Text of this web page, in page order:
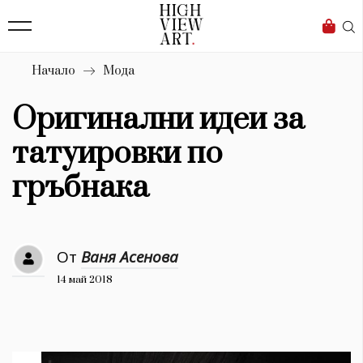
Бизнес
Мода
Dialogue
Изкуство
4339
Красота
Дизайн
Книги
Начало Мода
Оригинални идеи за
татуировки по
гръбнака
От Ваня Асенова
14 май 2018